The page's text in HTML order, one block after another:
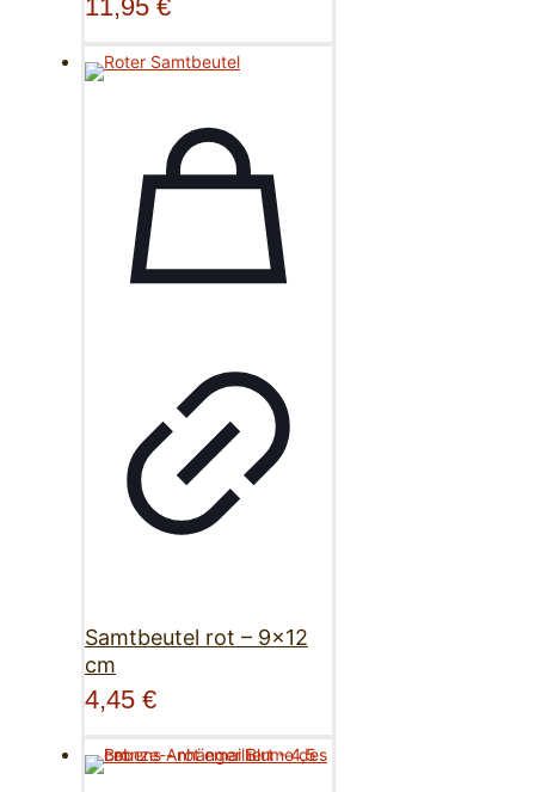
11,95 €
Samtbeutel rot – 9×12
cm
4,45 €